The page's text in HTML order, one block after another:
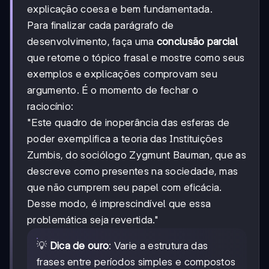
explicação coesa e bem fundamentada.
Para finalizar cada parágrafo de
desenvolvimento, faça uma conclusão parcial
que retome o tópico frasal e mostre como seus
exemplos e explicações comprovam seu
argumento. É o momento de fechar o
raciocínio:
"Este quadro de inoperância das esferas de
poder exemplifica a teoria das Instituições
Zumbis, do sociólogo Zygmunt Bauman, que as
descreve como presentes na sociedade, mas
que não cumprem seu papel com eficácia.
Desse modo, é imprescindível que essa
problemática seja revertida."
💡 Dica de ouro: Varie a estrutura das
frases entre períodos simples e compostos